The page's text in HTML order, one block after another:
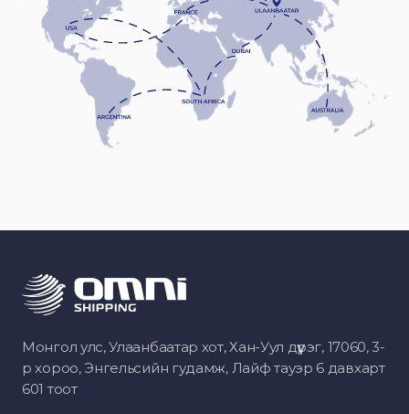
Монгол улс, Улаанбаатар хот, Хан-Уул дүүрэг, 17060, 3-
р хороо, Энгельсийн гудамж, Лайф тауэр 6 давхарт
601 тоот